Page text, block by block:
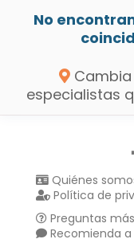
No
Cambia
especialistas
Quiénes
Política de
Preguntas
Recomienda